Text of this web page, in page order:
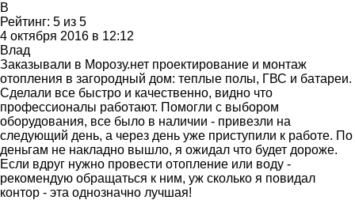
В
Рейтинг: 5 из 5
4 октября 2016 в 12:12
Влад
Заказывали в Морозу.нет проектирование и монтаж
отопления в загородный дом: теплые полы, ГВС и батареи.
Сделали все быстро и качественно, видно что
профессионалы работают. Помогли с выбором
оборудования, все было в наличии - привезли на
следующий день, а через день уже приступили к работе. По
деньгам не накладно вышло, я ожидал что будет дороже.
Если вдруг нужно провести отопление или воду -
рекомендую обращаться к ним, уж сколько я повидал
контор - эта однозначно лучшая!